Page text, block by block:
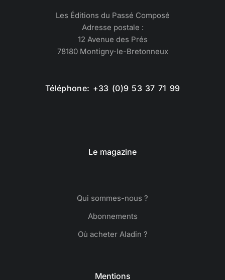
Les Éditions du Passé Composé
Adresse postale :
12 Avenue des Prés
78180 Montigny-le-Bretonneux
Téléphone: +33 (0)9 53 37 71 99
Le magazine
Qui sommes-nous ?
Abonnements
Où acheter Aladin ?
Mentions